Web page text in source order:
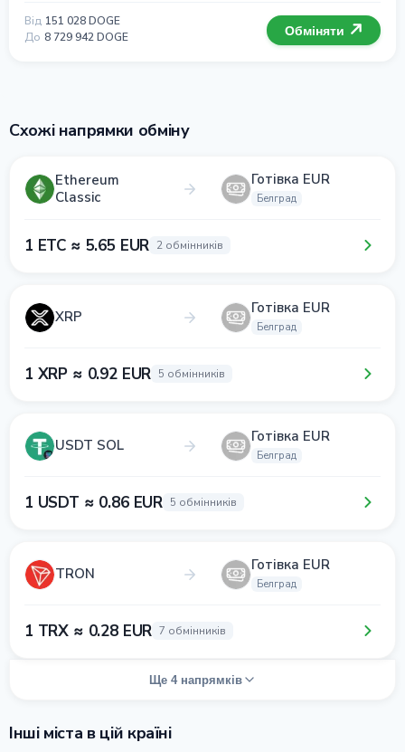
Від 151 028 DOGE
До 8 729 942 DOGE Обміняти
Схожі напрямки обміну
Ethereum
Classic
Готівка EUR
Белград
1 ETC ≈ 5.65 EUR 2 обмінників
XRP Готівка EUR
Белград
1 XRP ≈ 0.92 EUR 5 обмінників
USDT SOL Готівка EUR
Белград
1 USDT ≈ 0.86 EUR 5 обмінників
TRON Готівка EUR
Белград
1 TRX ≈ 0.28 EUR 7 обмінників
Ще 4 напрямків
Інші міста в цій країні